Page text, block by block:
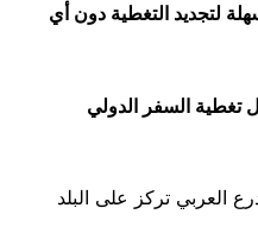
لتجديد التغطية دون أي
تغطية السفر الدولي
العربي تركز على البلد